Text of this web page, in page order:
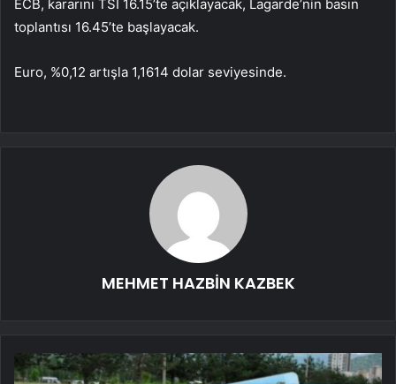
ECB, kararını TSİ 16.15’te açıklayacak, Lagarde’nin basın
toplantısı 16.45’te başlayacak.
Euro, %0,12 artışla 1,1614 dolar seviyesinde.
MEHMET HAZBİN KAZBEK